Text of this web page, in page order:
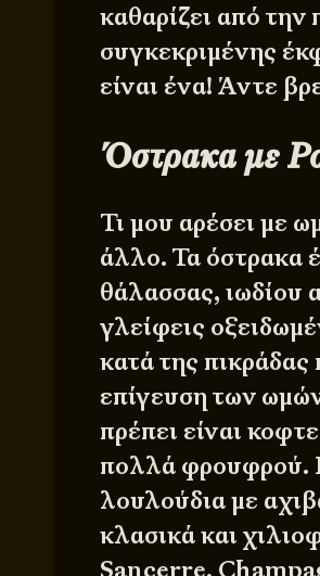
καθαρίζει από
συγκεκριμένης
είναι ένα! Άντε
Όστρακα με
Τι μου αρέσει με
άλλο. Τα όστρακα
θάλασσας, ιωδίου
γλείφεις
κατά της πικράδας
επίγευση των
πρέπει είναι
πολλά φρουφρού.
λουλούδια με
κλασικά και